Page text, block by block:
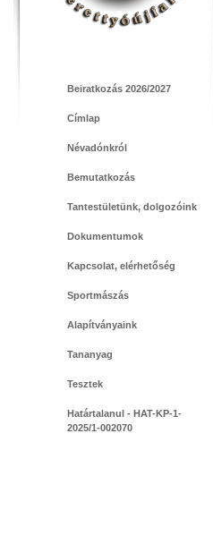
Beiratkozás 2026/2027
Címlap
Névadónkról
Bemutatkozás
Tantestületünk, dolgozóink
Dokumentumok
Kapcsolat, elérhetőség
Sportmászás
Alapítványaink
Tananyag
Tesztek
Határtalanul - HAT-KP-1-
2025/1-002070